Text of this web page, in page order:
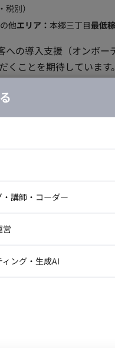
別）
他エリア： 本郷三丁目最低
くことを期待していま
ことで、顧客満足度の
明会（オンライン・オフ
週休2日制 年間122日
の送り迎えなどご事情
す 転籍・出向：無 勤務
18:00 時間外労働：有
程度 ■月額：23万円～40
慮の上決定 昇給：成果
利厚生・待遇： ・通勤
ネスクラブ優待あり ・
5日/常駐/本郷三丁
援・営業事務案件
税別）
他
しています。 また、ク
ニア
ア・テクニカルサポート
・UI/UXデザイナー
講師・コーダー
営
ーング・生成AI